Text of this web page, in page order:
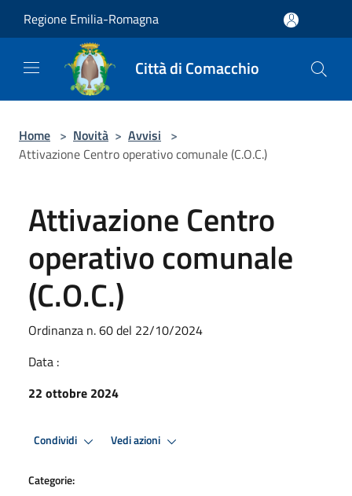
Regione Emilia-Romagna
Città di Comacchio
Home > Novità > Avvisi >
Attivazione Centro operativo comunale (C.O.C.)
Attivazione Centro
operativo comunale
(C.O.C.)
Ordinanza n. 60 del 22/10/2024
Data :
22 ottobre 2024
Condividi Vedi azioni
Categorie: